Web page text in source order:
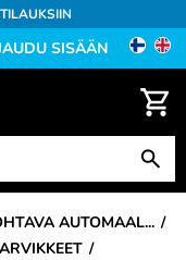
SISÄÄN
AUTOMAAL...